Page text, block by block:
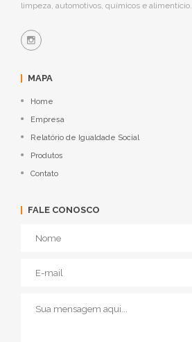
limpeza, automotivos, químicos e alimentício.
MAPA
Home
Empresa
Relatório de Igualdade Social
Produtos
Contato
FALE CONOSCO